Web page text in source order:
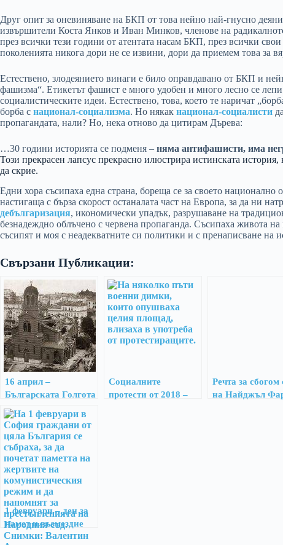
Друг опит за оневиняване на БКП от това нейно най-гнусно
извършители Коста Янков и Иван Минков, членове на
през всички тези години от атентата насам БКП, през всички
поколенията никога дори не се извини, дори да приемем това за
Естествено, злодеянието винаги е било оправдавано от БКП и
фашизма“. Етикетът фашист е много удобен и много лесно се
социалистическите идеи. Естествено, това, което те наричат
борба с национал-социализма. Но някак национал-социалисти
пропагандата, нали? Но, нека отново да цитирам Дърева:
…30 години историята се подменя – няма антифашисти, има
Този прекрасен лапсус прекрасно илюстрира истинската
да скрие.
Едни хора съсипаха една страна, бореща се за своето национално
настигаща с бърза скорост останалата част на Европа, за да ни
дебългаризация, икономически упадък, разрушаване на
безнадеждно облъчено с червена пропаганда. Съсипаха живота
съсипят и моя с неадекватните си политики и с пренаписване на
Свързани Публикации:
16 април –
Българската Голгота
Социалните
протести от 2018 –
Речта за
на Найджъл
1 февруари – ден за
памет и възмездие